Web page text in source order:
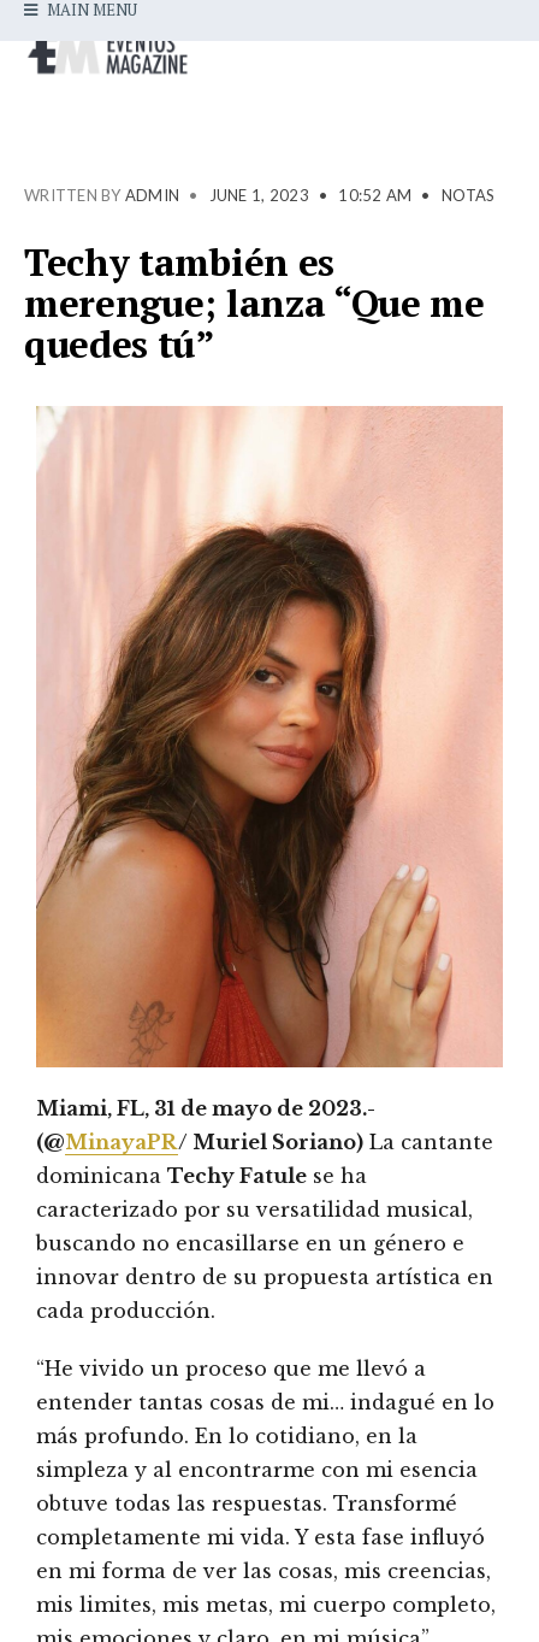
MAIN MENU
WRITTEN BY ADMIN • JUNE 1, 2023 • 10:52 AM • NOTAS
Techy también es
merengue; lanza “Que me
quedes tú”
Miami, FL, 31 de mayo de 2023.-
(@MinayaPR/ Muriel Soriano) La cantante
dominicana Techy Fatule se ha
caracterizado por su versatilidad musical,
buscando no encasillarse en un género e
innovar dentro de su propuesta artística en
cada producción.
“He vivido un proceso que me llevó a
entender tantas cosas de mi… indagué en lo
más profundo. En lo cotidiano, en la
simpleza y al encontrarme con mi esencia
obtuve todas las respuestas. Transformé
completamente mi vida. Y esta fase influyó
en mi forma de ver las cosas, mis creencias,
mis limites, mis metas, mi cuerpo completo,